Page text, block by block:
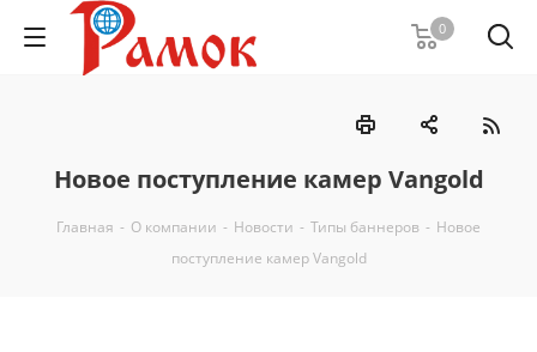
0
Новое поступление камер Vangold
Главная - О компании - Новости - Типы баннеров - Новое
поступление камер Vangold